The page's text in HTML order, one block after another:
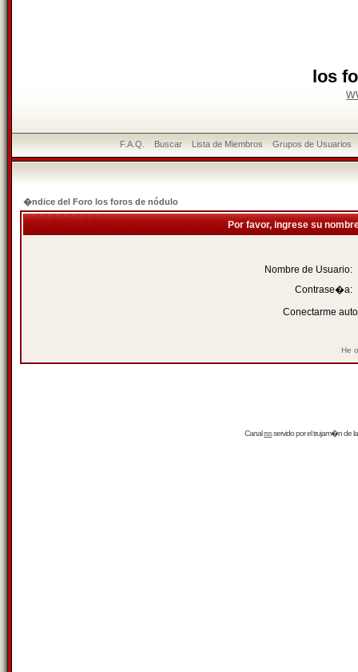
los
F.A.Q. Buscar Lista de Miembros Grupos de Usuarios
�ndice del Foro los foros de nódulo
Por favor, ingrese su
Nombre de Usuario:
Contrase�a:
Conectarme
He
Canalrssservido por eltrujam�nde